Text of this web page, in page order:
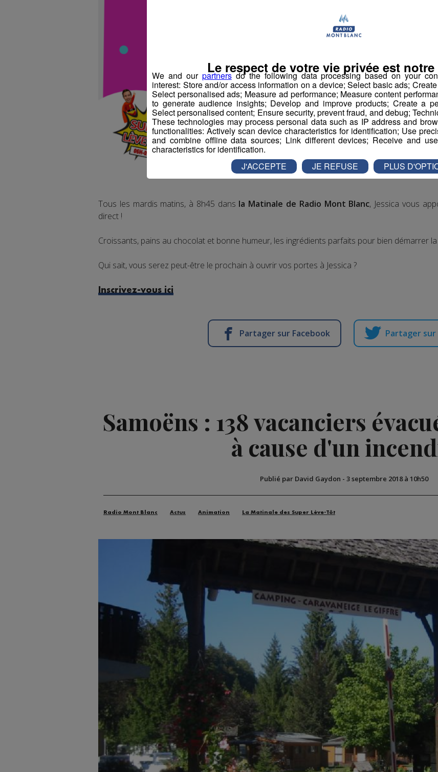
Tous les mardis matins, à 8h45 dans la Matinale de Radio Mont Blanc, Jessica vous
direct !
Croissants, pains au chocolat et bonne humeur, les ingrédients parfaits pour bien démarrer
Qui sait, vous serez peut-être le prochain à ouvrir vos portes à Jessica ?
Inscrivez-vous ici
Partager sur Facebook Partager
Samoëns : 138 vacanciers
à cause d'un
Publié par David Gaydon - 3 septembre 2018 à 10h50
Radio Mont Blanc Actus Animation La Matinale des Super Lève-Tôt
We and our partnersdo the following data processing based on your
interest: Store and/or access information on a device; Select basic ads;
Select personalised ads; Measure ad performance; Measure content
to generate audience insights; Develop and improve products; Create a
Select personalised content; Ensure security, prevent fraud, and debug;
These technologies may process personal data such as IP address and
functionalities: Actively scan device characteristics for identification; Use
and combine offline data sources; Link different devices; Receive and
characteristics for identification.
Le respect de votre vie privée est
J'ACCEPTE JE REFUSE PLUS